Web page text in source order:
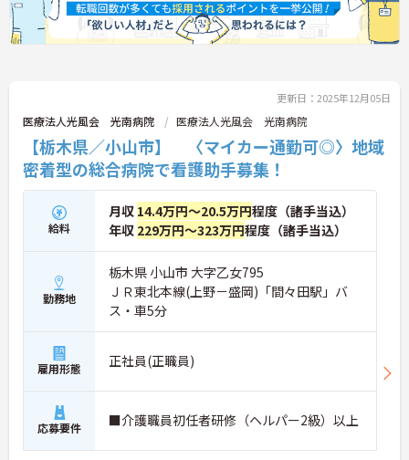
更新日：2025年12月05日
医療法人光風会 光南病院 医療法人光風会 光南病院
【栃木県／小山市】 〈マイカー通勤可◎〉地域
密着型の総合病院で看護助手募集！
給料
月収 14.4万円～20.5万円程度（諸手当込）
年収 229万円～323万円程度（諸手当込）
勤務地
栃木県 小山市 大字乙女795
ＪＲ東北本線(上野－盛岡)「間々田駅」バ
ス・車5分
雇用形態 正社員(正職員)
応募要件 ■介護職員初任者研修（ヘルパー2級）以上